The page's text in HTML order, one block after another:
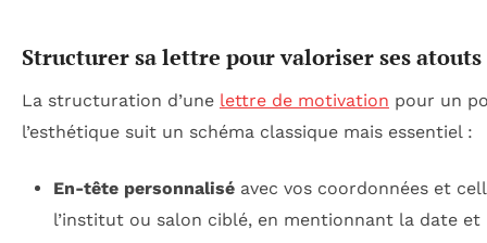
Structurer sa lettre pour valoriser ses atouts
La structuration d’une lettre de motivation pour un
l’esthétique suit un schéma classique mais essentiel :
En-tête personnaliséavec vos coordonnées et
l’institut ou salon ciblé, en mentionnant la date et